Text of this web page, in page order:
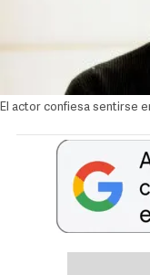
El actor confiesa sentirse